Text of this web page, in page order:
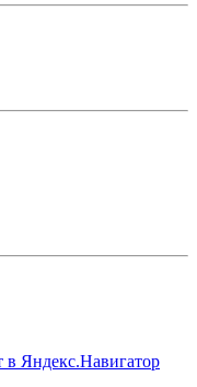
Яндекс.Навигатор